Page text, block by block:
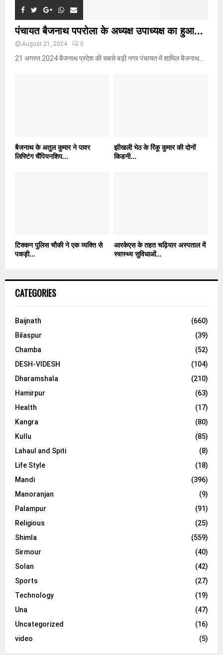
पंचायत बैजनाथ पपरोला के अध्यक्ष उपाध्यक्ष का हुआ...
August 21, 2024 0
21 अगस्त 2024 बैजनाथ प्रदेश की सबसे बड़ी नगर पंचायत में शामिल बैजनाथ...
बैजनाथ के अतुल कुमार ने पावर
लिफ्टिंग चैंपियनशिप...
झीखली भेठ के रिंकू कुमार की दोनों
किडनी...
टिक्कन पुलिस चौकी ने एक व्यक्ति से
पकड़ी...
आरकेएस के तहत चढ़ियार अस्पताल में
स्वास्थ्य सुविधाओं...
CATEGORIES
Baijnath
(660)
Bilaspur
(39)
Chamba
(52)
DESH-VIDESH
(104)
Dharamshala
(210)
Hamirpur
(63)
Health
(17)
Kangra
(80)
Kullu
(85)
Lahaul and Spiti
(8)
Life Style
(18)
Mandi
(396)
Manoranjan
(9)
Palampur
(91)
Religious
(25)
Shimla
(559)
Sirmour
(40)
Solan
(42)
Sports
(27)
Technology
(19)
Una
(47)
Uncategorized
(16)
video
(5)